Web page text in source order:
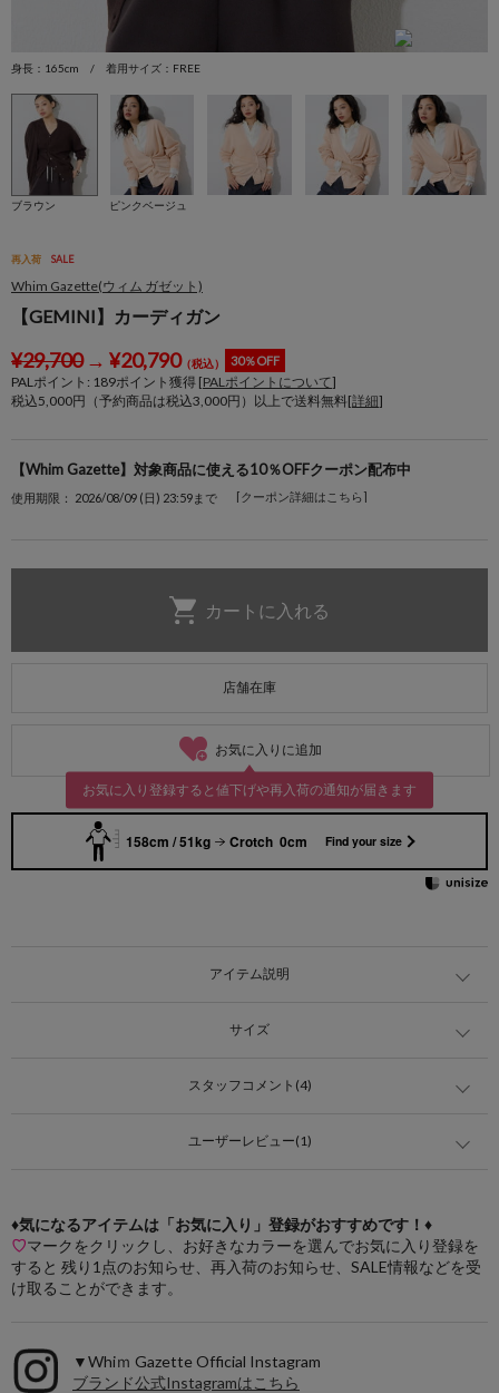
身長：165cm / 着用サイズ：FREE
ブラウン ピンクベージュ
再入荷 SALE
Whim Gazette(ウィム ガゼット)
【GEMINI】カーディガン
¥29,700→ ¥20,790（税込） 30％OFF
PALポイント: 189ポイント獲得 [PALポイントについて]
税込5,000円（予約商品は税込3,000円）以上で送料無料[詳細]
【Whim Gazette】対象商品に使える10％OFFクーポン配布中
使用期限： 2026/08/09 (日) 23:59まで [クーポン詳細はこちら]
店舗在庫
お気に入りに追加
お気に入り登録すると値下げや再入荷の通知が届きます
158cm / 51kg Crotch 0cm Find your size
アイテム説明
サイズ
スタッフコメント(4)
ユーザーレビュー(1)
♦気になるアイテムは「お気に入り」登録がおすすめです！♦
♡マークをクリックし、お好きなカラーを選んでお気に入り登録を
すると 残り1点のお知らせ、再入荷のお知らせ、SALE情報などを受
け取ることができます。
▼Whiｍ Gazette Official Instagram
ブランド公式Instagramはこちら